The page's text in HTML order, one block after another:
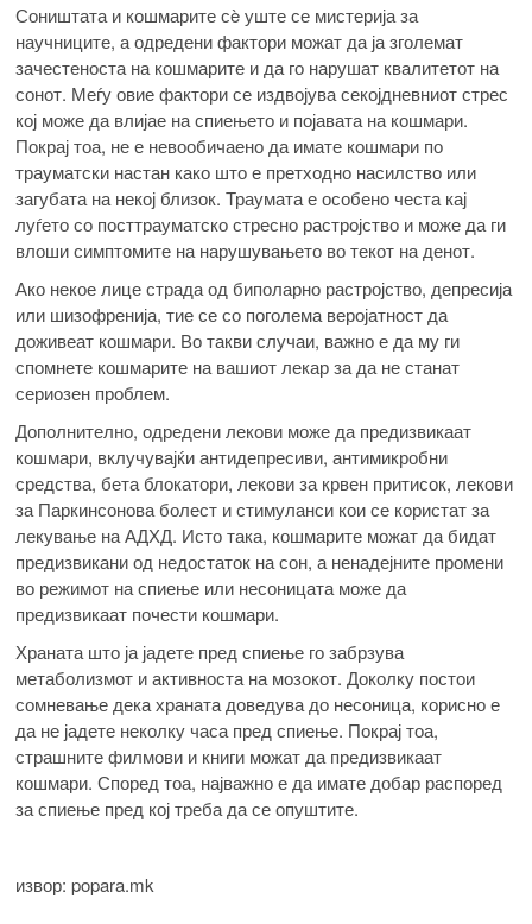
Соништата и кошмарите сè уште се мистерија за
научниците, а одредени фактори можат да ја зголемат
зачестеноста на кошмарите и да го нарушат квалитетот на
сонот. Меѓу овие фактори се издвојува секојдневниот стрес
кој може да влијае на спиењето и појавата на кошмари.
Покрај тоа, не е невообичаено да имате кошмари по
трауматски настан како што е претходно насилство или
загубата на некој близок. Траумата е особено честа кај
луѓето со посттрауматско стресно растројство и може да ги
влоши симптомите на нарушувањето во текот на денот.
Ако некое лице страда од биполарно растројство, депресија
или шизофренија, тие се со поголема веројатност да
доживеат кошмари. Во такви случаи, важно е да му ги
спомнете кошмарите на вашиот лекар за да не станат
сериозен проблем.
Дополнително, одредени лекови може да предизвикаат
кошмари, вклучувајќи антидепресиви, антимикробни
средства, бета блокатори, лекови за крвен притисок, лекови
за Паркинсонова болест и стимуланси кои се користат за
лекување на АДХД. Исто така, кошмарите можат да бидат
предизвикани од недостаток на сон, а ненадејните промени
во режимот на спиење или несоницата може да
предизвикаат почести кошмари.
Храната што ја јадете пред спиење го забрзува
метаболизмот и активноста на мозокот. Доколку постои
сомневање дека храната доведува до несоница, корисно е
да не јадете неколку часа пред спиење. Покрај тоа,
страшните филмови и книги можат да предизвикаат
кошмари. Според тоа, најважно е да имате добар распоред
за спиење пред кој треба да се опуштите.
извор: popara.mk